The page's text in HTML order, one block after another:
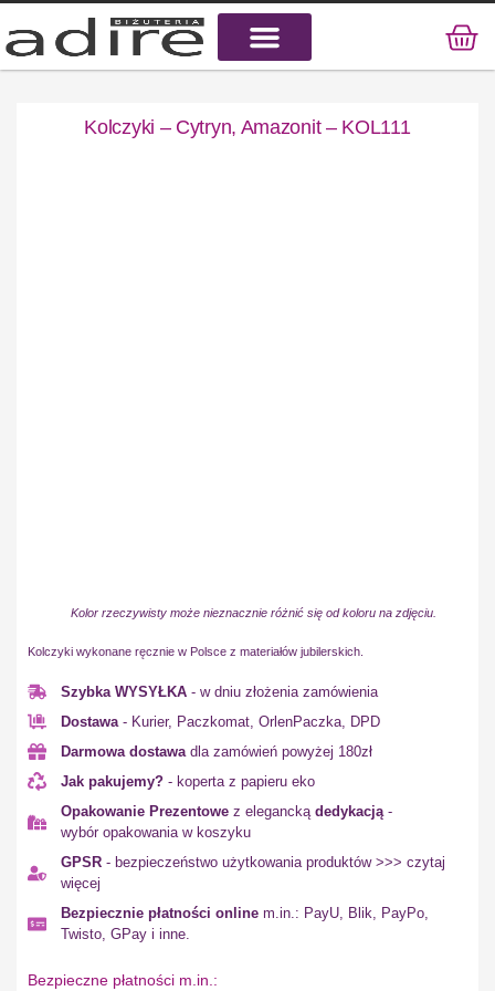
Kolczyki – Cytryn, Amazonit – KOL111
Kolor rzeczywisty może nieznacznie różnić się od koloru na zdjęciu.
Kolczyki wykonane ręcznie w Polsce z materiałów jubilerskich.
Szybka WYSYŁKA - w dniu złożenia zamówienia
Dostawa- Kurier, Paczkomat, OrlenPaczka, DPD
Darmowa dostawadla zamówień powyżej 180zł
Jak pakujemy? - koperta z papieru eko
Opakowanie Prezentowe z eleganckądedykacją-
wybór opakowania w koszyku
GPSR - bezpieczeństwo użytkowania produktów >>> czytaj
więcej
Bezpiecznie płatności online m.in.: PayU, Blik, PayPo,
Twisto, GPay i inne.
Bezpieczne płatności m.in.: